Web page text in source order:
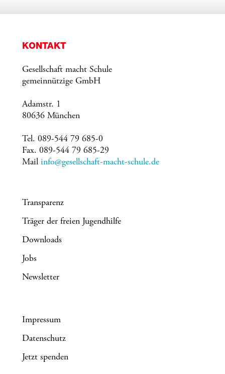
KONTAKT
Gesellschaft macht Schule
gemeinnützige GmbH
Adamstr. 1
80636 München
Tel. 089-544 79 685-0
Fax. 089-544 79 685-29
Mail info@gesellschaft-macht-schule.de
Transparenz
Träger der freien Jugendhilfe
Downloads
Jobs
Newsletter
Impressum
Datenschutz
Jetzt spenden